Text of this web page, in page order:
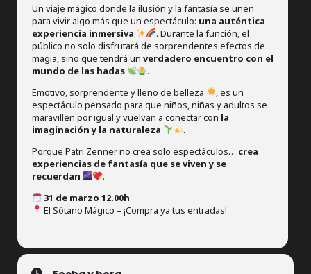
Un viaje mágico donde la ilusión y la fantasía se unen
para vivir algo más que un espectáculo: una auténtica
experiencia inmersiva
. Durante la función, el
público no solo disfrutará de sorprendentes efectos de
magia, sino que tendrá un verdadero encuentro con el
mundo de las hadas
.
Emotivo, sorprendente y lleno de belleza
, es un
espectáculo pensado para que niños, niñas y adultos se
maravillen por igual y vuelvan a conectar con la
imaginación y la naturaleza
.
Porque Patri Zenner no crea solo espectáculos… crea
experiencias de fantasía que se viven y se
recuerdan
.
31 de marzo 12.00h
El Sótano Mágico – ¡Compra ya tus entradas!